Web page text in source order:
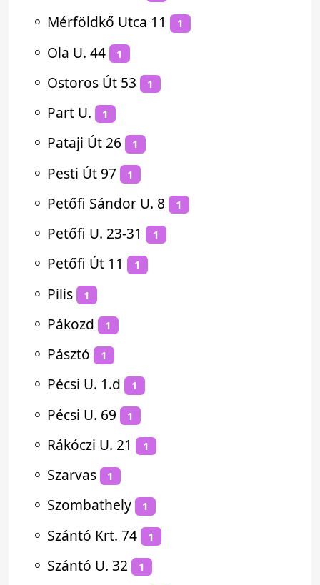
⚬ Mérföldkő Utca 11 1
⚬ Ola U. 44 1
⚬ Ostoros Út 53 1
⚬ Part U. 1
⚬ Pataji Út 26 1
⚬ Pesti Út 97 1
⚬ Petőfi Sándor U. 8 1
⚬ Petőfi U. 23-31 1
⚬ Petőfi Út 11 1
⚬ Pilis 1
⚬ Pákozd 1
⚬ Pásztó 1
⚬ Pécsi U. 1.d 1
⚬ Pécsi U. 69 1
⚬ Rákóczi U. 21 1
⚬ Szarvas 1
⚬ Szombathely 1
⚬ Szántó Krt. 74 1
⚬ Szántó U. 32 1